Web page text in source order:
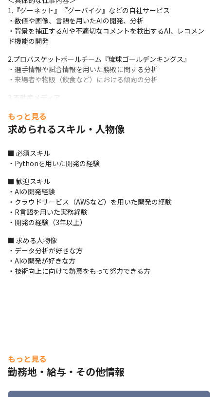
1.『グーネット』『グーバイク』などの自社サービス
・数値や画像、言語を用いたAIの開発、分析
・背景を補正するAIや不適切なコメントを検出するAI、レコメン
ド機能の開発
2.プロバスケットボールチーム『琉球ゴールデンキングス』
・選手情報や試合情報を用いた勝敗に関する分析
・来場者や物販（飲食など）における傾向の分析
3.不動産メディア
・広告表示価格を予測するAIの開発
4.シェアサイクリングサービス
5.SaaS（受付システム）
＜業務の進め方＞
・基本的にはリモートワークで、週に2日出社しています
・プロジェクトごとにミーティングを行います
・ほかの拠点のメンバーと協働してプロジェクトに臨むことがあ
・上流工程を担当する場合は、顧客や親会社とのミーティングに
も参加します
・プロジェクトによって異なりますが、平均6名のチームでプロジ
ェクトに参画します
＜自社サービス＞
・業界最大級の中古車メディア『グーネット』
・電動アシスト自転車のシェアサービス『CYCY』
もっと見る
求められるスキル・人物像
■ 必須スキル
・Pythonを用いた開発の経験
■ 歓迎スキル
・AIの開発経験
・クラウドサービス（AWSなど）を用いた開発の経験
・R言語を用いた実務経験
・開発の経験（3年以上）
■ 求める人物像
・データ分析が好きな方
・AIの開発が好きな方
・技術向上に向けて熱意をもって努力できる方
もっと見る
勤務地・給与・その他情報